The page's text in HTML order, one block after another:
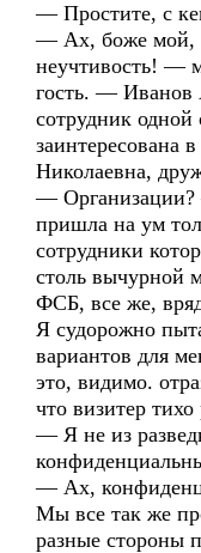
— Простите, с
— Ах, боже мой,
неучтивость! —
гость. — Иванов
сотрудник одной
заинтересована
Николаевна,
—
пришла на ум
сотрудники
столь
ФСБ, все же,
Я судорожно
вариантов для
это, видимо.
что визитер
— Я не из
— Ах,
Мы все так же
разные стороны